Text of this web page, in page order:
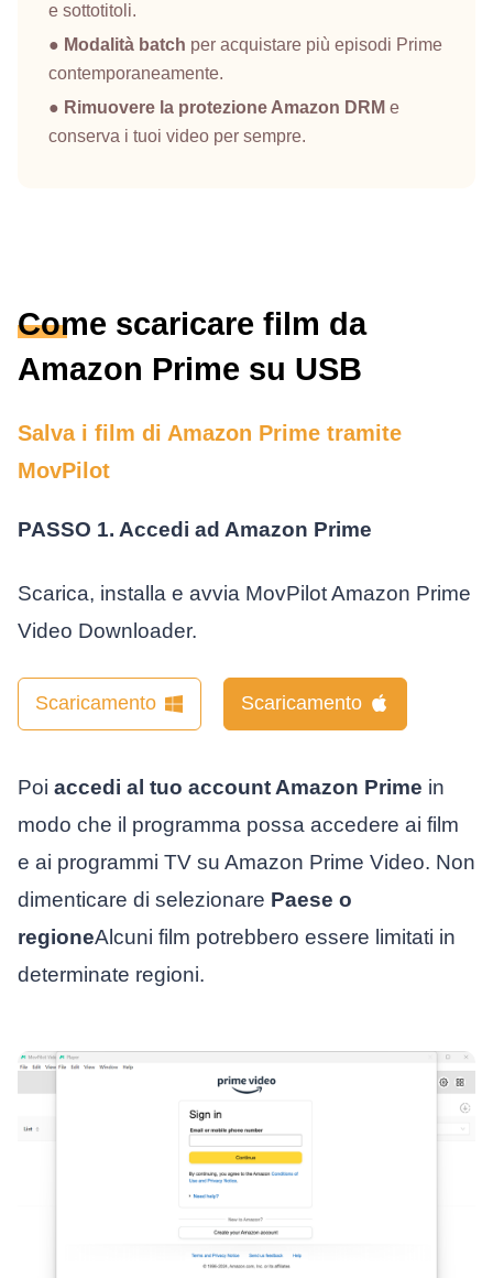
e sottotitoli.
● Modalità batch per acquistare più episodi Prime
contemporaneamente.
● Rimuovere la protezione Amazon DRM e
conserva i tuoi video per sempre.
Come scaricare film da
Amazon Prime su USB
Salva i film di Amazon Prime tramite
MovPilot
PASSO 1. Accedi ad Amazon Prime
Scarica, installa e avvia MovPilot Amazon Prime
Video Downloader.
Scaricamento Scaricamento
Poi accedi al tuo account Amazon Prime in
modo che il programma possa accedere ai film
e ai programmi TV su Amazon Prime Video. Non
dimenticare di selezionare Paese o
regioneAlcuni film potrebbero essere limitati in
determinate regioni.